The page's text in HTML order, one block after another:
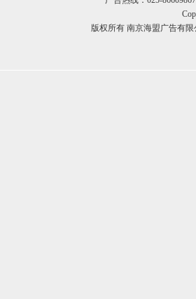
版权所有 南京海盟广告有限